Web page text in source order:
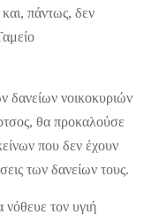
και, πάντως, δεν
δανείων νοικοκυριών
θα προκαλούσε
που δεν έχουν
των δανείων τους.
τον υγιή